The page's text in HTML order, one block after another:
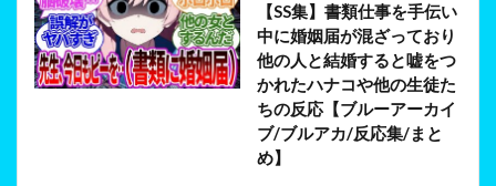
【SS集】書類仕事を手伝い
中に婚姻届が混ざっており
他の人と結婚すると嘘をつ
かれたハナコや他の生徒た
ちの反応【ブルーアーカイ
ブ/ブルアカ/反応集/まと
め】